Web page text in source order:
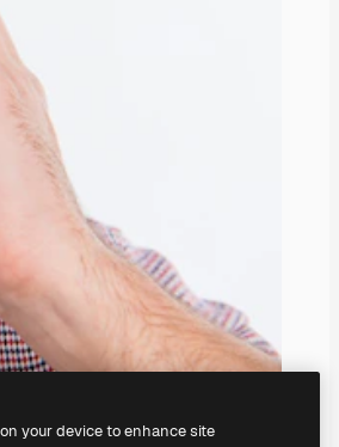
your device to enhance site